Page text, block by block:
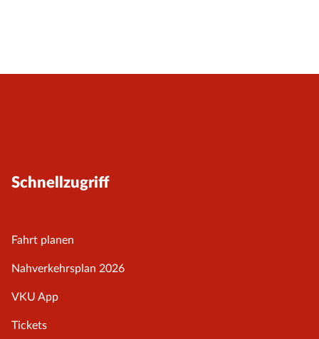
Schnellzugriff
Fahrt planen
Nahverkehrsplan 2026
VKU App
Tickets